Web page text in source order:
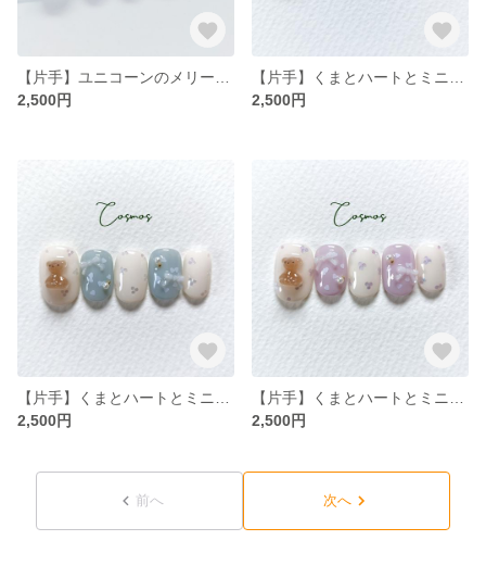
2,500円
2,500円
2,500円
2,500円
前へ 次へ